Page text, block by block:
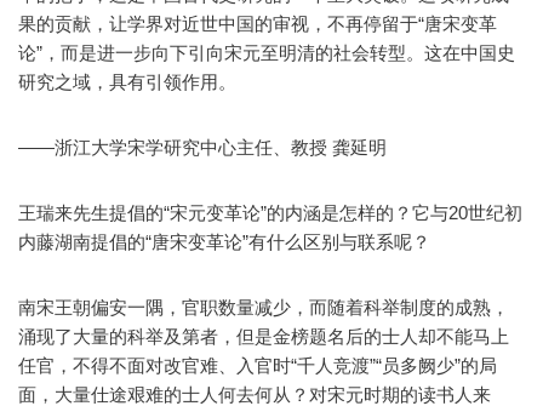
果的贡献，让学界对近世中国的审视，不再停留于“唐宋变革
论”，而是进一步向下引向宋元至明清的社会转型。这在中国史
研究之域，具有引领作用。
——浙江大学宋学研究中心主任、教授 龚延明
王瑞来先生提倡的“宋元变革论”的内涵是怎样的？它与20世纪初
内藤湖南提倡的“唐宋变革论”有什么区别与联系呢？
南宋王朝偏安一隅，官职数量减少，而随着科举制度的成熟，
涌现了大量的科举及第者，但是金榜题名后的士人却不能马上
任官，不得不面对改官难、入官时“千人竞渡”“员多阙少”的局
面，大量仕途艰难的士人何去何从？对宋元时期的读书人来